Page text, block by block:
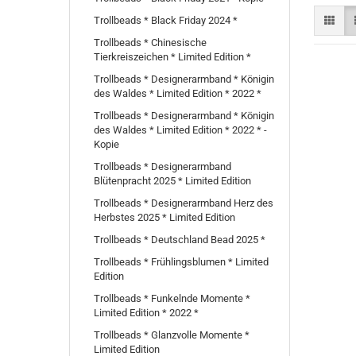
Trollbeads * Black Friday 2024 *
Trollbeads * Chinesische
Tierkreiszeichen * Limited Edition *
Trollbeads * Designerarmband * Königin
des Waldes * Limited Edition * 2022 *
Trollbeads * Designerarmband * Königin
des Waldes * Limited Edition * 2022 * -
Kopie
Trollbeads * Designerarmband
Blütenpracht 2025 * Limited Edition
Trollbeads * Designerarmband Herz des
Herbstes 2025 * Limited Edition
Trollbeads * Deutschland Bead 2025 *
Trollbeads * Frühlingsblumen * Limited
Edition
Trollbeads * Funkelnde Momente *
Limited Edition * 2022 *
Trollbeads * Glanzvolle Momente *
Limited Edition